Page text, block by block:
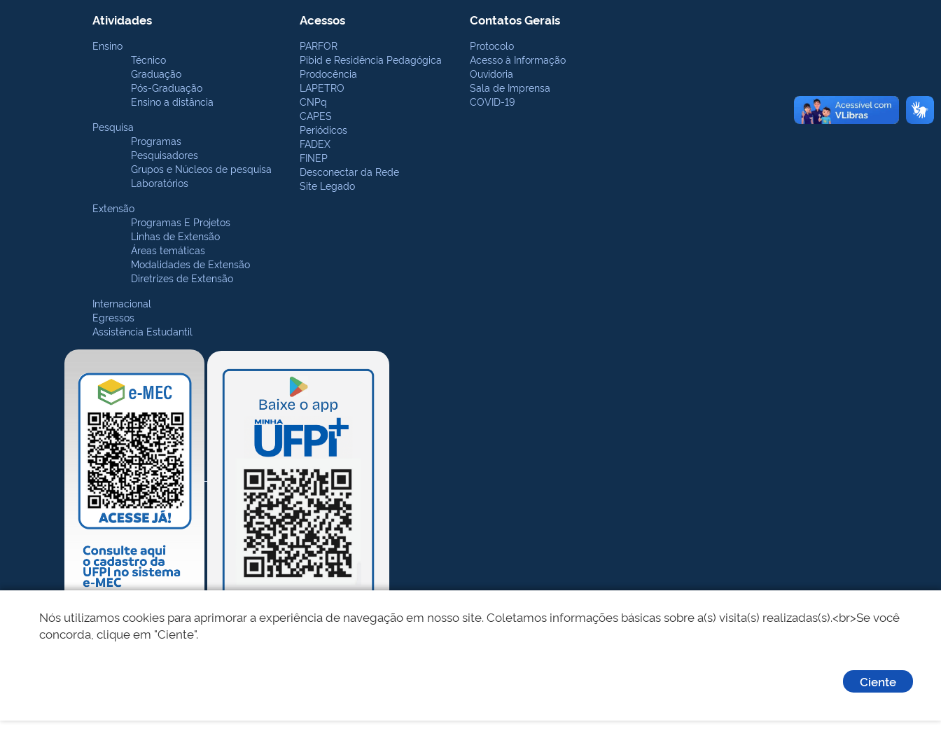
Atividades
Ensino
Técnico
Graduação
Pós-Graduação
Ensino a distância
Pesquisa
Programas
Pesquisadores
Grupos e Núcleos de pesquisa
Laboratórios
Extensão
Programas E Projetos
Linhas de Extensão
Áreas temáticas
Modalidades de Extensão
Diretrizes de Extensão
Internacional
Egressos
Assistência Estudantil
Acessos
PARFOR
Pibid e Residência Pedagógica
Prodocência
LAPETRO
CNPq
CAPES
Periódicos
FADEX
FINEP
Desconectar da Rede
Site Legado
Contatos Gerais
Protocolo
Acesso à Informação
Ouvidoria
Sala de Imprensa
COVID-19
Nós utilizamos cookies para aprimorar a experiência de navegação em nosso site. Coletamos informações básicas sobre a(s) visita(s) realizadas(s).<br>Se você
concorda, clique em "Ciente".
Ciente